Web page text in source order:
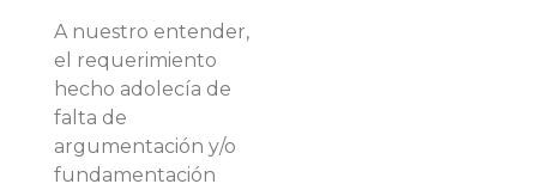
A nuestro entender,
el requerimiento
hecho adolecía de
falta de
argumentación y/o
fundamentación